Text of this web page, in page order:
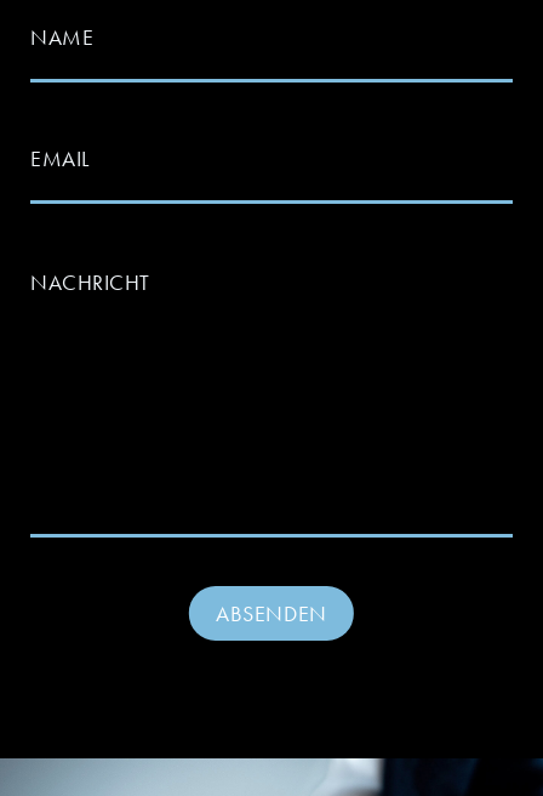
NAME
EMAIL
NACHRICHT
ABSENDEN